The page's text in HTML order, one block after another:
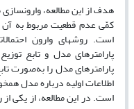
هدف از این مطالعه،
کمّی عدم قطعیت مربوط به آن
است. روش­های وارون
پارامترهای مدل و تابع
پارامترهای مدل را به‌صورت
اطلاعات اولیه درباره مدل
است. در این مطالعه، از یکی